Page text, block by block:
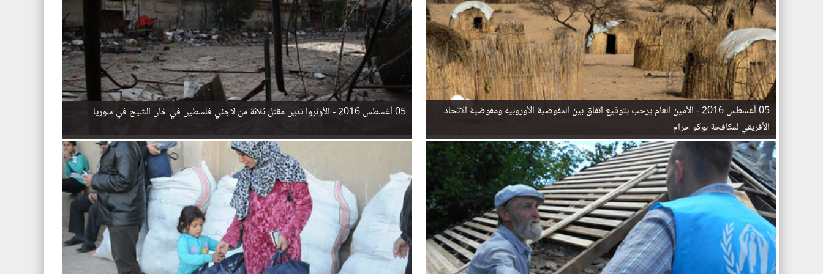
05 أغسطس 2016 -
الأمين العام يرحب بتوقيع اتفاق بين المفوضية الأوروبية ومفوضية الاتحاد
الأفريقي لمكافحة بوكو حرام
05 أغسطس 2016 - الأونروا تدين مقتل ثلاثة من لاجئي فلسطين في خان الشيح في سوريا
ا
ل
ص
ف
ح
ا
ت